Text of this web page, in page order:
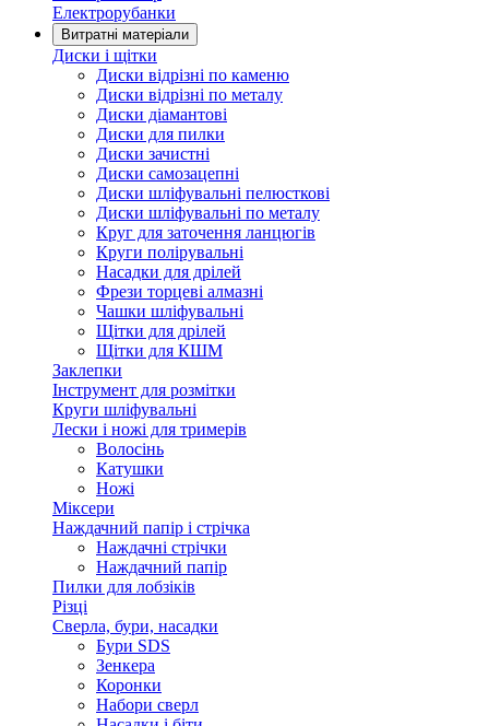
Електрорубанки
Витратні матеріали
Диски і щітки
Диски відрізні по каменю
Диски відрізні по металу
Диски діамантові
Диски для пилки
Диски зачистні
Диски самозацепні
Диски шліфувальні пелюсткові
Диски шліфувальні по металу
Круг для заточення ланцюгів
Круги полірувальні
Насадки для дрілей
Фрези торцеві алмазні
Чашки шліфувальні
Щітки для дрілей
Щітки для КШМ
Заклепки
Інструмент для розмітки
Круги шліфувальні
Лески і ножі для тримерів
Волосінь
Катушки
Ножі
Міксери
Наждачний папір і стрічка
Наждачні стрічки
Наждачний папір
Пилки для лобзіків
Різці
Сверла, бури, насадки
Бури SDS
Зенкера
Коронки
Набори сверл